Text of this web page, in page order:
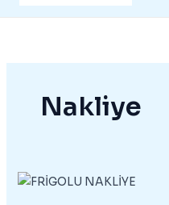
Nakliye